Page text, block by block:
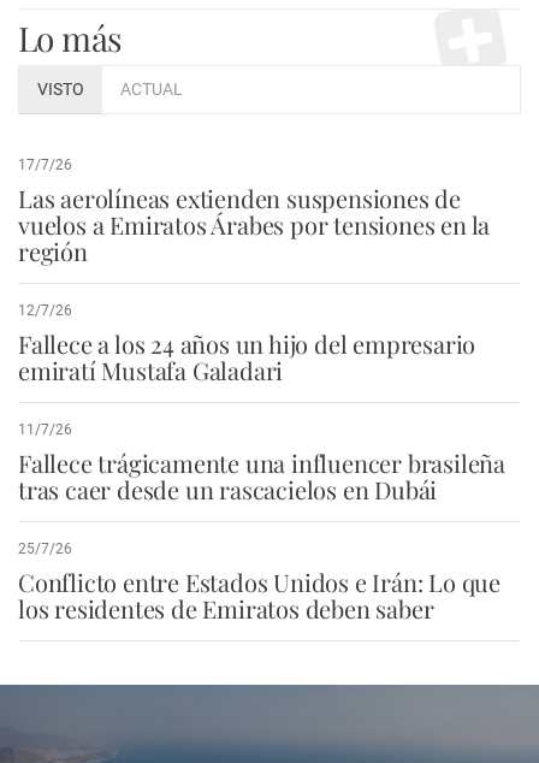
Lo más
VISTO ACTUAL
17/7/26
Las aerolíneas extienden suspensiones de
vuelos a Emiratos Árabes por tensiones en la
región
12/7/26
Fallece a los 24 años un hijo del empresario
emiratí Mustafa Galadari
11/7/26
Fallece trágicamente una influencer brasileña
tras caer desde un rascacielos en Dubái
25/7/26
Conflicto entre Estados Unidos e Irán: Lo que
los residentes de Emiratos deben saber